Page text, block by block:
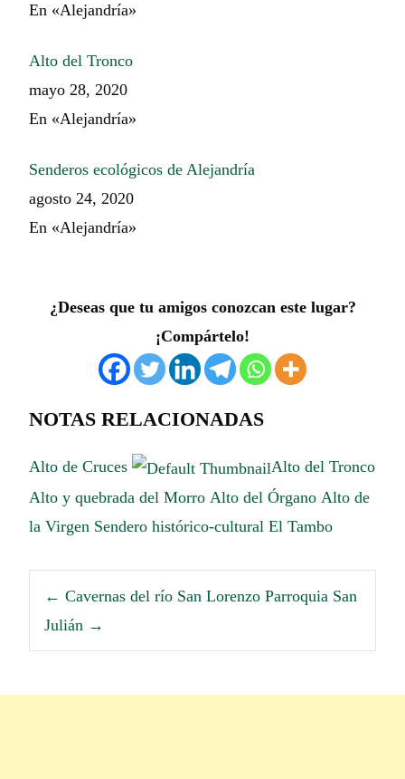
En «Alejandría»
Alto del Tronco
mayo 28, 2020
En «Alejandría»
Senderos ecológicos de Alejandría
agosto 24, 2020
En «Alejandría»
¿Deseas que tu amigos conozcan este lugar?
¡Compártelo!
NOTAS RELACIONADAS
Alto de Cruces
Alto del Tronco
Alto y quebrada del Morro Alto del Órgano Alto de
la Virgen Sendero histórico-cultural El Tambo
← Cavernas del río San Lorenzo Parroquia San
Julián →